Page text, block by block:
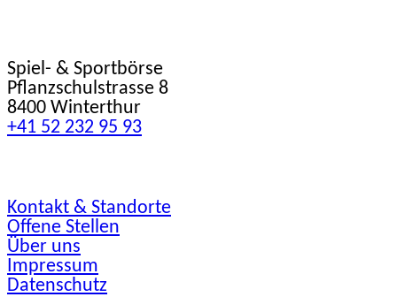
Spiel- & Sportbörse
Pflanzschulstrasse 8
8400 Winterthur
+41 52 232 95 93
Kontakt & Standorte
Offene Stellen
Über uns
Impressum
Datenschutz